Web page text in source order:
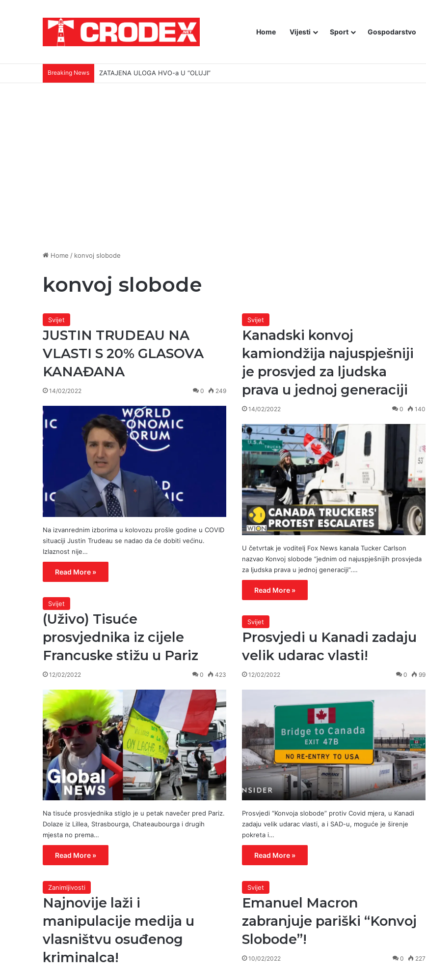
Home Vijesti Sport Gospodarstvo
Breaking News ZATAJENA ULOGA HVO-a U “OLUJI”
Home / konvoj slobode
konvoj slobode
Svijet
JUSTIN TRUDEAU NA
VLASTI S 20% GLASOVA
KANAĐANA
14/02/2022 0 249
Na izvanrednim izborima u kolovozu prošle godine u COVID
situaciji Justin Trudeau se nadao da će dobiti većinu.
Izlaznost nije…
Read More »
Svijet
Kanadski konvoj
kamiondžija najuspješniji
je prosvjed za ljudska
prava u jednoj generaciji
14/02/2022 0 140
U četvrtak je voditelj Fox News kanala Tucker Carlson
nazvao Konvoj slobode “jednim od najuspješnijih prosvjeda
za ljudska prava u jednoj generaciji”.…
Read More »
Svijet
(Uživo) Tisuće
prosvjednika iz cijele
Francuske stižu u Pariz
12/02/2022 0 423
Na tisuće prosvjednika stiglo je u petak navečer pred Pariz.
Dolaze iz Lillea, Strasbourga, Chateaubourga i drugih
mjesta no prema…
Read More »
Svijet
Prosvjedi u Kanadi zadaju
velik udarac vlasti!
12/02/2022 0 99
Prosvjedi “Konvoja slobode” protiv Covid mjera, u Kanadi
zadaju velik udarac vlasti, a i SAD-u, moguće je širenje
pokreta i…
Read More »
Zanimljivosti
Najnovije laži i
manipulacije medija u
vlasništvu osuđenog
kriminalca!
Svijet
Emanuel Macron
zabranjuje pariški “Konvoj
Slobode”!
10/02/2022 0 227